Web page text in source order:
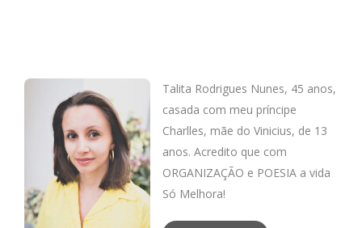
Talita Rodrigues Nunes, 45 anos,
casada com meu príncipe
Charlles, mãe do Vinicius, de 13
anos. Acredito que com
ORGANIZAÇÃO e POESIA a vida
Só Melhora!